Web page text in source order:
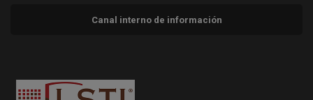
Canal interno de información